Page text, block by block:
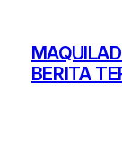
content
BERITA